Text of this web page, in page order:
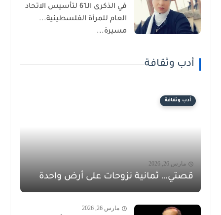
في الذكرى الـ61 لتأسيس الاتحاد
العام للمرأة الفلسطينية...
مسيرة...
أدب وثقافة
أدب وثقافة
مارس 26, 2026
قصتي… ثمانية نزوحات على أرض واحدة
مارس 26, 2026